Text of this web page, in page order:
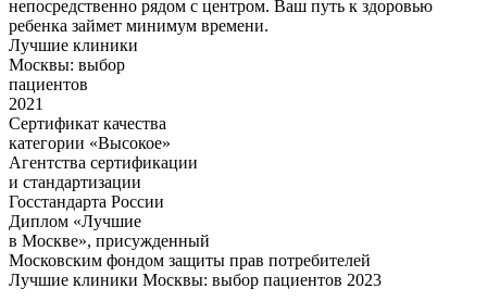
непосредственно рядом с центром. Ваш путь к здоровью
ребенка займет минимум времени.
Лучшие клиники
Москвы: выбор
пациентов
2021
Сертификат качества
категории «Высокое»
Агентства сертификации
и стандартизации
Госстандарта России
Диплом «Лучшие
в Москве», присужденный
Московским фондом защиты прав потребителей
Лучшие клиники Москвы: выбор пациентов 2023